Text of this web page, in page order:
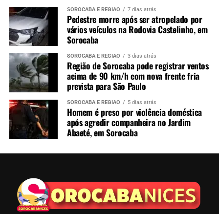
SOROCABA E REGIÃO 7 dias atrás
Pedestre morre após ser atropelado por
vários veículos na Rodovia Castelinho, em
Sorocaba
SOROCABA E REGIÃO 3 dias atrás
Região de Sorocaba pode registrar ventos
acima de 90 km/h com nova frente fria
prevista para São Paulo
SOROCABA E REGIÃO 5 dias atrás
Homem é preso por violência doméstica
após agredir companheira no Jardim
Abaeté, em Sorocaba